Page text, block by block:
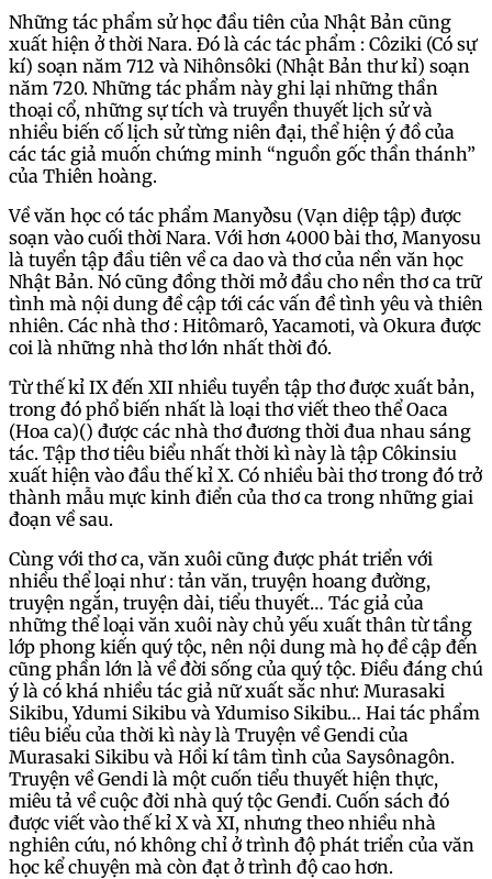
Những tác phẩm sử học đầu tiên của Nhật Bản cũng
xuất hiện ở thời Nara. Đó là các tác phẩm : Côziki (Có sự
kí) soạn năm 712 và Nihônsôki (Nhật Bản thư kỉ) soạn
năm 720. Những tác phẩm này ghi lại những thần
thoại cổ, những sự tích và truyền thuyết lịch sử và
nhiều biến cố lịch sử từng niên đại, thể hiện ý đồ của
các tác giả muốn chứng minh “nguồn gốc thần thánh”
của Thiên hoàng.
Về văn học có tác phẩm Manyðsu (Vạn diệp tập) được
soạn vào cuối thời Nara. Với hơn 4000 bài thơ, Manyosu
là tuyển tập đầu tiên về ca dao và thơ của nền văn học
Nhật Bản. Nó cũng đồng thời mở đầu cho nền thơ ca trữ
tình mà nội dung đề cập tới các vấn đề tình yêu và thiên
nhiên. Các nhà thơ : Hitômarô, Yacamoti, và Okura được
coi là những nhà thơ lớn nhất thời đó.
Từ thế kỉ IX đến XII nhiều tuyển tập thơ được xuất bản,
trong đó phổ biến nhất là loại thơ viết theo thể Oaca
(Hoa ca)() được các nhà thơ đương thời đua nhau sáng
tác. Tập thơ tiêu biểu nhất thời kì này là tập Côkinsiu
xuất hiện vào đầu thế kỉ X. Có nhiều bài thơ trong đó trở
thành mẫu mực kinh điển của thơ ca trong những giai
đoạn về sau.
Cùng với thơ ca, văn xuôi cũng được phát triển với
nhiều thể loại như : tản văn, truyện hoang đường,
truyện ngắn, truyện dài, tiểu thuyết… Tác giả của
những thể loại văn xuôi này chủ yếu xuất thân từ tầng
lớp phong kiến quý tộc, nên nội dung mà họ đề cập đến
cũng phần lớn là về đời sống của quý tộc. Điều đáng chú
ý là có khá nhiều tác giả nữ xuất sắc như: Murasaki
Sikibu, Ydumi Sikibu và Ydumiso Sikibu… Hai tác phẩm
tiêu biểu của thời kì này là Truyện về Gendi của
Murasaki Sikibu và Hồi kí tâm tình của Saysônagôn.
Truyện về Gendi là một cuốn tiểu thuyết hiện thực,
miêu tả về cuộc đời nhà quý tộc Genđi. Cuốn sách đó
được viết vào thế kỉ X và XI, nhưng theo nhiều nhà
nghiên cứu, nó không chỉ ở trình độ phát triển của văn
học kể chuyện mà còn đạt ở trình độ cao hơn.